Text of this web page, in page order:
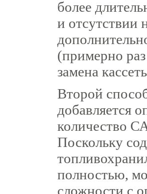
более
и отсутствии
(примерно
замена
Второй
добавляется
количество
Поскольку
полностью,
сложности с